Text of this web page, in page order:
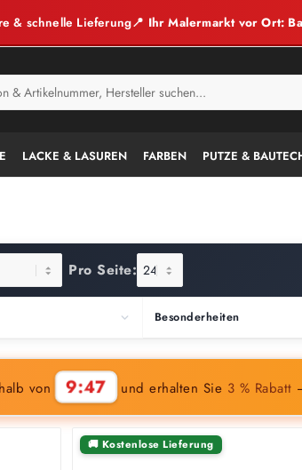
& schnelle Lieferung📍 Ihr Malermarkt vor Ort:
LACKE & LASUREN FARBEN PUTZE &
Pro Seite:
Besonderheiten
von 9:45 und erhalten Sie 3 % Rabatt
🚚 Kostenlose Lieferung